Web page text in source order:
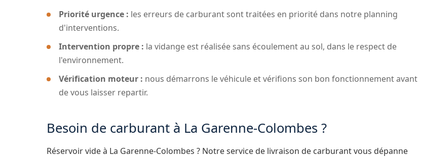
Priorité urgence : les erreurs de carburant sont traitées en priorité dans notre planning
d'interventions.
Intervention propre : la vidange est réalisée sans écoulement au sol, dans le respect de
l'environnement.
Vérification moteur : nous démarrons le véhicule et vérifions son bon fonctionnement avant
de vous laisser repartir.
Besoin de carburant à La Garenne-Colombes ?
Réservoir vide à La Garenne-Colombes ? Notre service de livraison de carburant vous dépanne